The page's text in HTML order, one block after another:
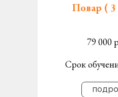
Повар ( 3
79 000
Срок